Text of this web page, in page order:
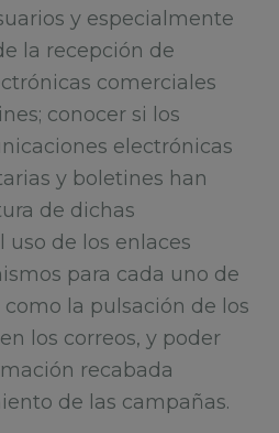
y especialmente
la recepción de
comerciales
conocer si los
electrónicas
y boletines han
de dichas
de los enlaces
para cada uno de
como la pulsación de los
los correos, y poder
recabada
de las campañas.